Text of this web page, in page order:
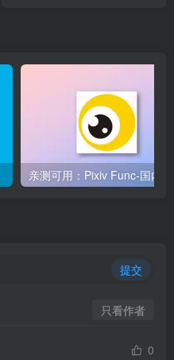
提交
只看作者
0